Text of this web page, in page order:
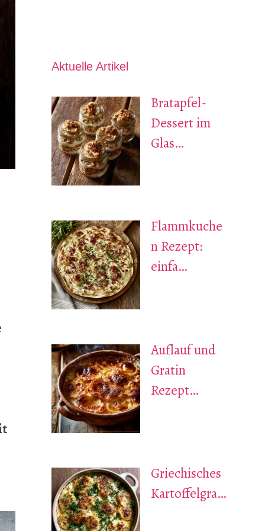
Aktuelle Artikel
Bratapfel-
Dessert im
Glas…
Flammkuche
n Rezept:
einfa…
Auflauf und
Gratin
Rezept…
Griechisches
Kartoffelgra…